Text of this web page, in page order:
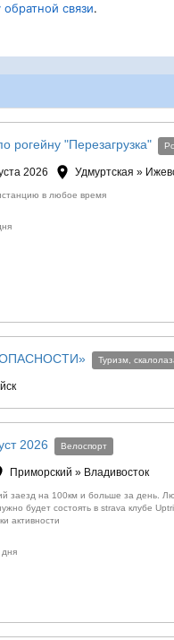
связи.
рогейну "Перезагрузка"
2026 Удмуртская »
в любое время
Туризм,
2026 Велоспорт
Приморский » Владивосток
заезд на 100км и больше за день.
будет состоять в strava клубе
активности
дня